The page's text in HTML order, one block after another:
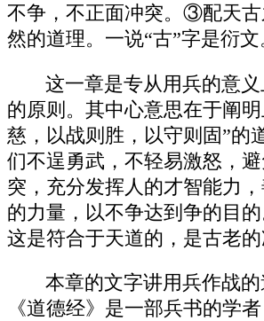
不争，不正面冲突。③配天古
然的道理。一说“古”字是衍文
这一章是专从用兵的意
的原则。其中心意思在于阐
慈，以战则胜，以守则固”的
们不逞勇武，不轻易激怒，
突，充分发挥人的才智能力
的力量，以不争达到争的目的
这是符合于天道的，是古老的
本章的文字讲用兵作战
《道德经》是一部兵书的学